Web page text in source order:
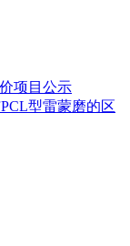
项目公示
型雷蒙磨的区